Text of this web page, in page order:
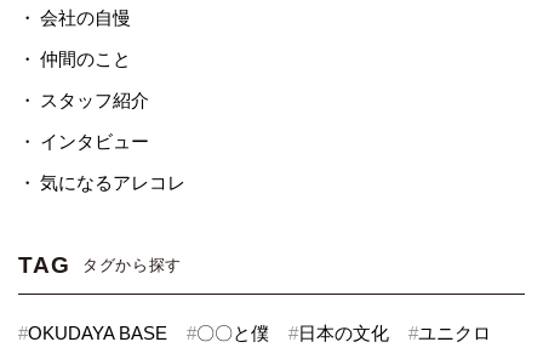
会社の自慢
仲間のこと
スタッフ紹介
インタビュー
気になるアレコレ
TAG タグから探す
#OKUDAYA BASE #〇〇と僕 #日本の文化 #ユニクロ